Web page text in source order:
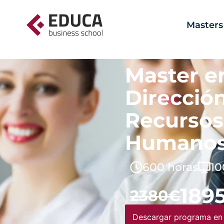
Masters
Master
Recursos
600 horas
2380€
Descargar programa en